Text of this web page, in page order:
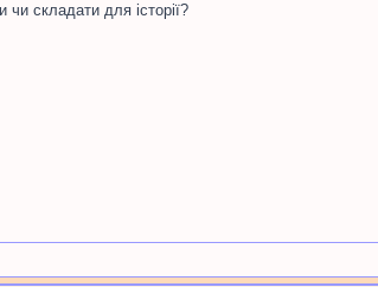
складати для історії?